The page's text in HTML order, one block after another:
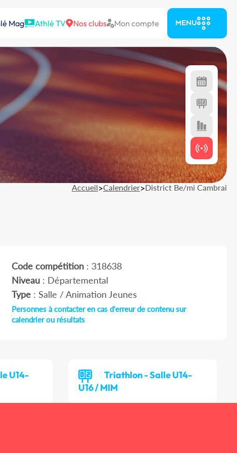
Mag Athlé TV Nos clubs Mon compte MENU
Accueil>Calendrier>District Be/mi Cambrai
Code compétition: 318638
Niveau: Départemental
Type: Salle / Animation Jeunes
Personnes à contacter en cas d'erreur de contenu sur
calendrier ou résultats
U14-
Triathlon - Salle U14-
U16 / MIM